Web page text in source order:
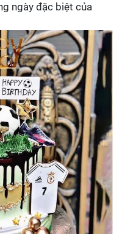
ngày đặc biệt của